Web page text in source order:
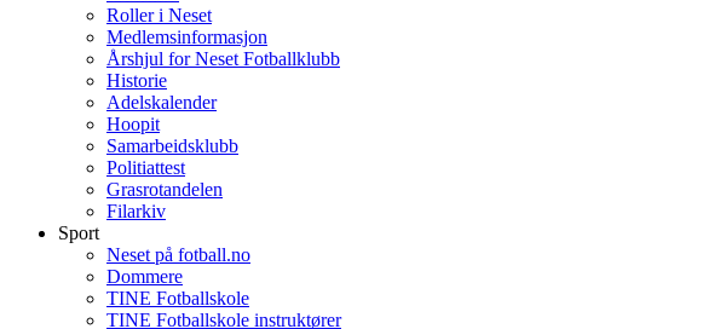
Roller i Neset
Medlemsinformasjon
Årshjul for Neset Fotballklubb
Historie
Adelskalender
Hoopit
Samarbeidsklubb
Politiattest
Grasrotandelen
Filarkiv
Sport
Neset på fotball.no
Dommere
TINE Fotballskole
TINE Fotballskole instruktører